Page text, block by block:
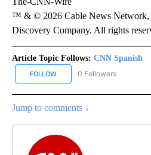
™ & © 2026 Cable News Network,
Discovery Company. All rights
Article Topic Follows: CNN Spanish
FOLLOW FOLLOW "CNN SPANISH"
0 Followers
Jump to comments ↓